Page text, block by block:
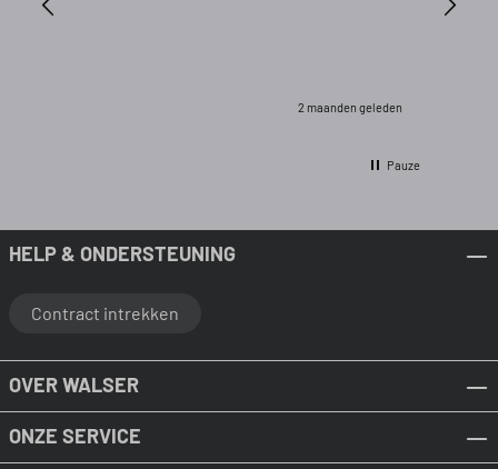
2 maanden geleden
Pauze
HELP & ONDERSTEUNING
Contract intrekken
OVER WALSER
ONZE SERVICE